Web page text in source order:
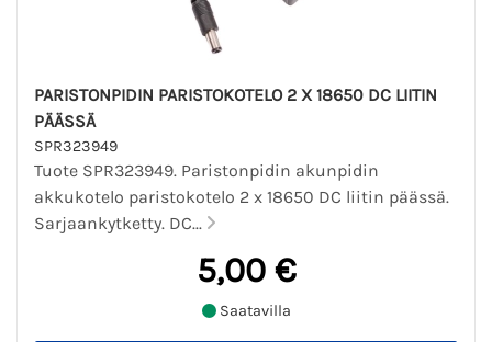
PARISTONPIDIN PARISTOKOTELO 2 X 18650 DC LIITIN
PÄÄSSÄ
SPR323949
Tuote SPR323949. Paristonpidin akunpidin
akkukotelo paristokotelo 2 x 18650 DC liitin päässä.
Sarjaankytketty. DC...
5,00 €
Saatavilla